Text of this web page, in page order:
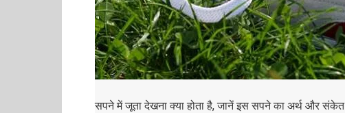
सपने में जूता देखना क्या होता है, जानें इस सपने का अर्थ और संकेत